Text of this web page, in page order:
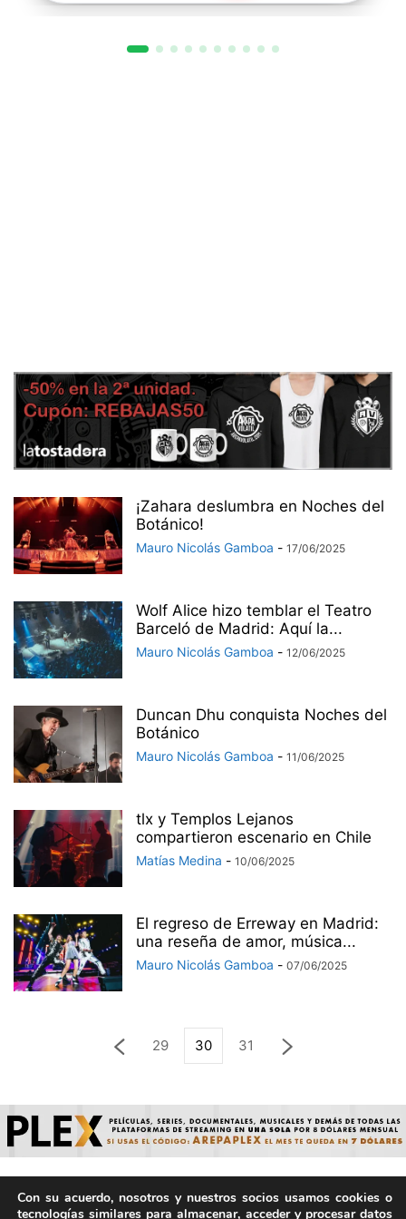
¡Zahara deslumbra en Noches del
Botánico!
Mauro Nicolás Gamboa - 17/06/2025
Wolf Alice hizo temblar el Teatro
Barceló de Madrid: Aquí la...
Mauro Nicolás Gamboa - 12/06/2025
Duncan Dhu conquista Noches del
Botánico
Mauro Nicolás Gamboa - 11/06/2025
tlx y Templos Lejanos
compartieron escenario en Chile
Matías Medina - 10/06/2025
El regreso de Erreway en Madrid:
una reseña de amor, música...
Mauro Nicolás Gamboa - 07/06/2025
29 30 31
© ArepaVolatil.Com 2021-2025 - Hecho por humanos, no por
Con su acuerdo, nosotros y nuestros socios usamos cookies o
tecnologías similares para almacenar, acceder y procesar datos